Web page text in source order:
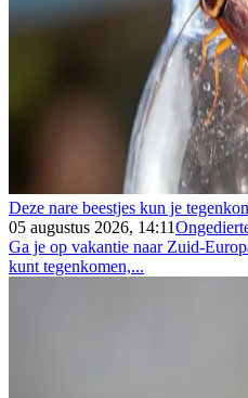
Deze nare beestjes kun je
05 augustus 2026, 14:11
Ga je op vakantie naar Zuid-
kunt tegenkomen,...